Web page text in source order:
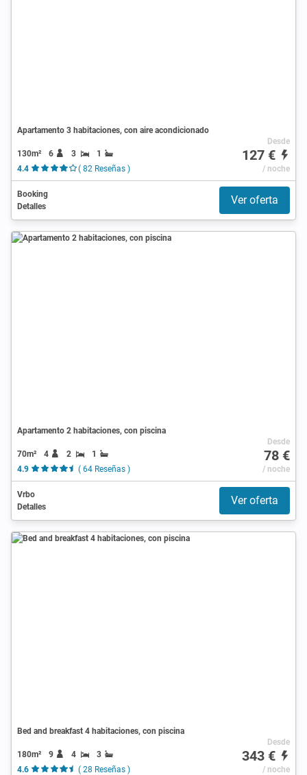
Apartamento 3 habitaciones, con aire acondicionado
130m² 6 3
1
4.4
( 82 Reseñas )
Desde
127 €
/ noche
Booking
Detalles
Ver oferta
Apartamento 2 habitaciones, con piscina
70m² 4 2
1
4.9
( 64 Reseñas )
Desde
78 €
/ noche
Vrbo
Detalles
Ver oferta
Bed and breakfast 4 habitaciones, con piscina
180m² 9 4
3
4.6
( 28 Reseñas )
Desde
343 €
/ noche